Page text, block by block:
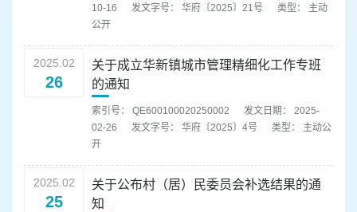
10-16
发文字号： 华府〔2025〕21号
类型： 主动
公开
2025.02
26
关于成立华新镇城市管理精细化工作专班
的通知
索引号： QE600100020250002
发文日期： 2025-
02-26
发文字号： 华府〔2025〕4号
类型： 主动公
开
2025.02
25
关于公布村（居）民委员会补选结果的通
知